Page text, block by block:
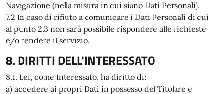
Navigazione (nella misura in cui siano Dati Personali).
7.2 In caso di rifiuto a comunicare i Dati Personali di cui
al punto 2.3 non sarà possibile rispondere alle richieste
e/o rendere il servizio.
8. DIRITTI DELL'INTERESSATO
8.1. Lei, come Interessato, ha diritto di:
a) accedere ai propri Dati in possesso del Titolare e